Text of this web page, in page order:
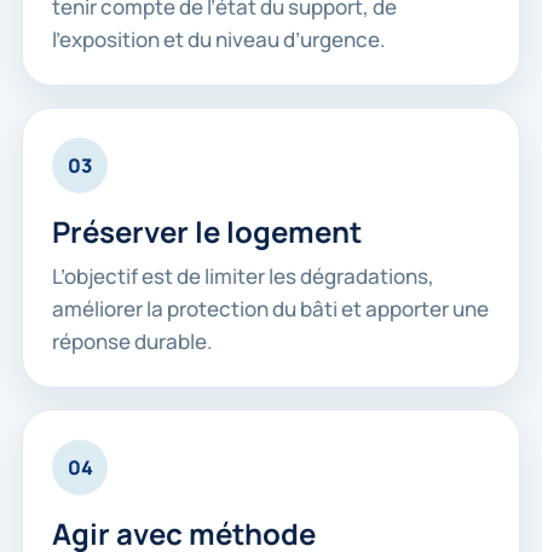
tenir compte de l’état du support, de
l’exposition et du niveau d’urgence.
03
Préserver le logement
L’objectif est de limiter les dégradations,
améliorer la protection du bâti et apporter une
réponse durable.
04
Agir avec méthode